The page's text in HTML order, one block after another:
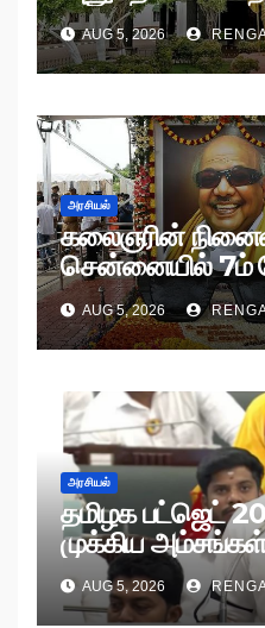
உத்தரவு!
AUG 5, 2026
அரசியல்
கலைஞரின்
சென்னையில் 7ம்
பேரணி!
AUG 5, 2026
அரசியல்
தமிழக பட்ஜெட்
முக்கிய
AUG 5, 2026